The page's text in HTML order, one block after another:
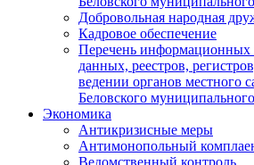
Добровольная народная
Кадровое обеспечение
Перечень информационных
данных, реестров,
ведении органов местного
Беловского
Экономика
Антикризисные меры
Антимонопольный
Ведомственный контроль